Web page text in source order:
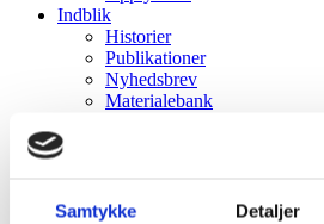
Samtykke Detaljer
Indblik
Historier
Publikationer
Nyhedsbrev
Materialebank
OM CHI
CHIP